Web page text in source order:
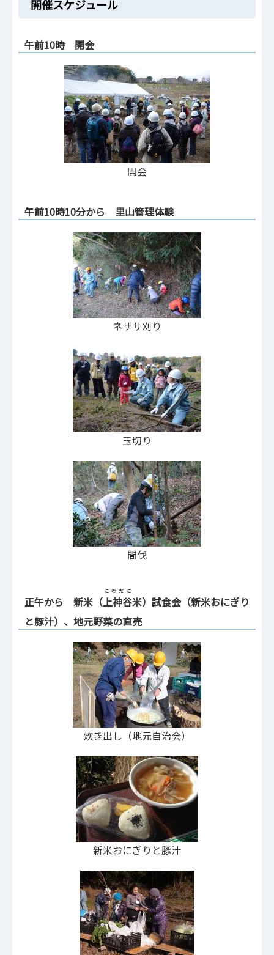
開催スケジュール
午前10時 開会
開会
午前10時10分から 里山管理体験
ネザサ刈り
玉切り
間伐
正午から 新米（上神谷
にわだに
米）試食会（新米おにぎり
と豚汁）、地元野菜の直売
炊き出し（地元自治会）
新米おにぎりと豚汁